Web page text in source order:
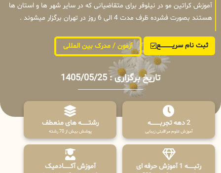
آموزش کراتین مو در نیلوفر برای متقاضیانی که در سایر شهر ها و استان ها
هستند بصورت فشرده ظرف مدت 4 الی 6 روز در تهران برگزار میشوند .
ثبت نام سریــــــــــــع آزمون / مدرک بین المللی
تاریخ برگزاری : 1405/05/25
2 دهه تجربـــــــــه
آموزش علوم مراقبتی زیبایی
رشتـــــــه های منعطف
پوشش بیش از 70 رشته
رتبــــــه 1 آموزش حرفه ای آموزش آکـــــــادمیک